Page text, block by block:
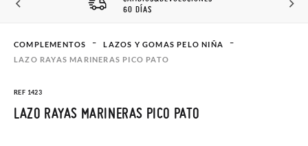
PISAMONAS
COMPLEMENTOS
LAZOS Y GOMAS PELO NIÑA
LAZO RAYAS MARINERAS PICO PATO
REF 1423
LAZO RAYAS MARINERAS PICO PATO